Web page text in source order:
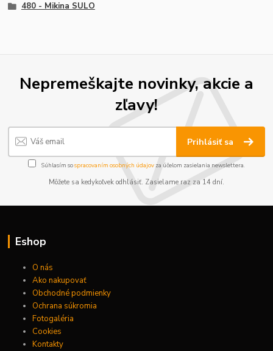
480 - Mikina SULO
Nepremeškajte novinky, akcie a
zľavy!
Prihlásiť sa
Súhlasím sospracovaním osobných údajov za účelom zasielania newslettera.
Môžete sa kedykoľvek odhlásiť. Zasielame raz za 14 dní.
Eshop
O nás
Ako nakupovať
Obchodné podmienky
Ochrana súkromia
Fotogaléria
Cookies
Kontakty